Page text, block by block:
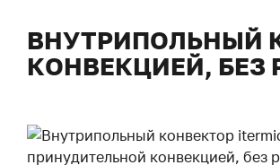
ВНУТРИПОЛЬНЫЙ
КОНВЕКЦИЕЙ, БЕЗ